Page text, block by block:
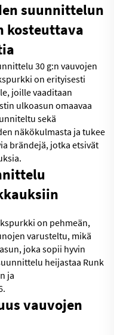
suunnittelun
kosteuttava
30 g:n vauvojen
on erityisesti
joille vaaditaan
ulkoasun omaavaa
sekä
näkökulmasta ja tukee
brändejä, jotka etsivät
on pehmeän,
varusteltu, mikä
joka sopii hyvin
heijastaa Runk
ja
vauvojen